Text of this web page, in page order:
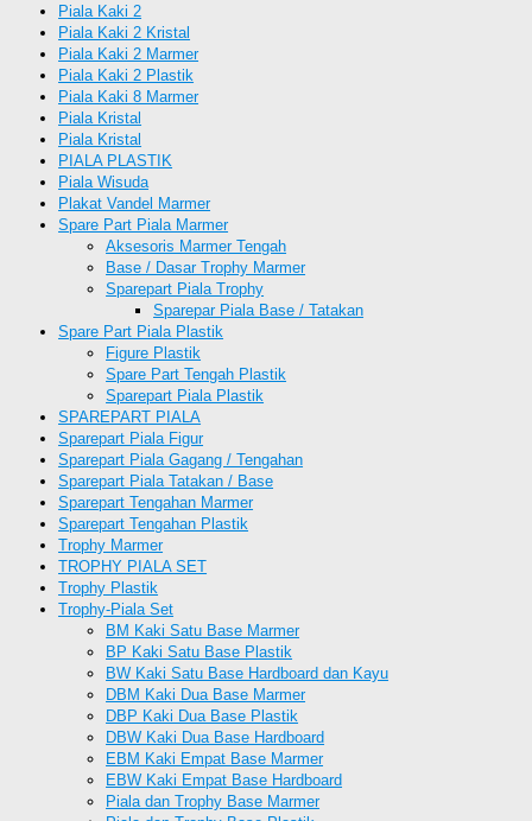
Piala Kaki 2
Piala Kaki 2 Kristal
Piala Kaki 2 Marmer
Piala Kaki 2 Plastik
Piala Kaki 8 Marmer
Piala Kristal
Piala Kristal
PIALA PLASTIK
Piala Wisuda
Plakat Vandel Marmer
Spare Part Piala Marmer
Aksesoris Marmer Tengah
Base / Dasar Trophy Marmer
Sparepart Piala Trophy
Sparepar Piala Base / Tatakan
Spare Part Piala Plastik
Figure Plastik
Spare Part Tengah Plastik
Sparepart Piala Plastik
SPAREPART PIALA
Sparepart Piala Figur
Sparepart Piala Gagang / Tengahan
Sparepart Piala Tatakan / Base
Sparepart Tengahan Marmer
Sparepart Tengahan Plastik
Trophy Marmer
TROPHY PIALA SET
Trophy Plastik
Trophy-Piala Set
BM Kaki Satu Base Marmer
BP Kaki Satu Base Plastik
BW Kaki Satu Base Hardboard dan Kayu
DBM Kaki Dua Base Marmer
DBP Kaki Dua Base Plastik
DBW Kaki Dua Base Hardboard
EBM Kaki Empat Base Marmer
EBW Kaki Empat Base Hardboard
Piala dan Trophy Base Marmer